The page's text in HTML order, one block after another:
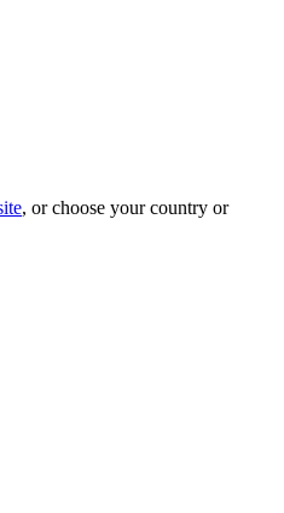
, or choose your country or